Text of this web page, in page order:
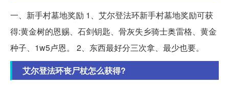
一、新手村墓地奖励 1、艾尔登法环新手村墓地奖励可获
得:黄金树的恩赐、石剑钥匙、骨灰失乡骑士奥雷格、黄金
种子、1w5卢恩。 2、东西最好分三次拿、最少也要。
艾尔登法环丧尸杖怎么获得?